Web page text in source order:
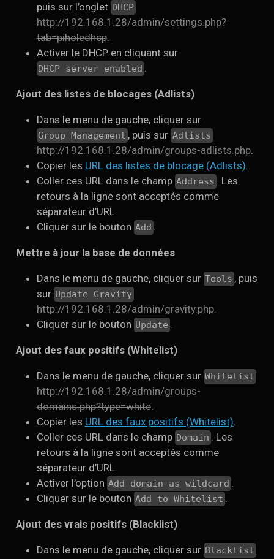
puis sur l’onglet DHCP
http://192.168.1.28/admin/settings.php?
tab=piholedhcp.
Activer le DHCP en cliquant sur
DHCP server enabled .
Ajout des listes de blocages (Adlists)
Dans le menu de gauche, cliquer sur
Group Management , puis sur Adlists
http://192.168.1.28/admin/groups-adlists.php.
Copier les URL des listes de blocage (Adlists).
Coller ces URL dans le champ Address . Les
retours à la ligne sont acceptés comme
séparateur d’URL.
Cliquer sur le bouton Add .
Mettre à jour la base de données
Dans le menu de gauche, cliquer sur Tools , puis
sur Update Gravity
http://192.168.1.28/admin/gravity.php.
Cliquer sur le bouton Update .
Ajout des faux positifs (Whitelist)
Dans le menu de gauche, cliquer sur Whitelist
http://192.168.1.28/admin/groups-
domains.php?type=white.
Copier les URL des faux positifs (Whitelist).
Coller ces URL dans le champ Domain . Les
retours à la ligne sont acceptés comme
séparateur d’URL.
Activer l’option Add domain as wildcard .
Cliquer sur le bouton Add to Whitelist .
Ajout des vrais positifs (Blacklist)
Dans le menu de gauche, cliquer sur Blacklist